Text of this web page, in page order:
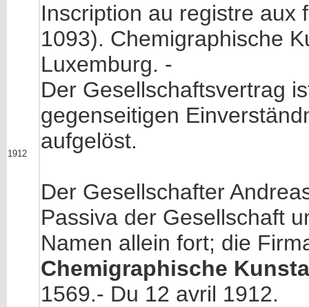
1912
Inscription au registre aux
1093). Chemigraphische
Luxemburg. -
Der Gesellschaftsvertrag
gegenseitigen
aufgelöst.
Der Gesellschafter
Passiva der Gesellschaft
Namen allein fort; die
Chemigraphische
1569.- Du 12 avril 1912.